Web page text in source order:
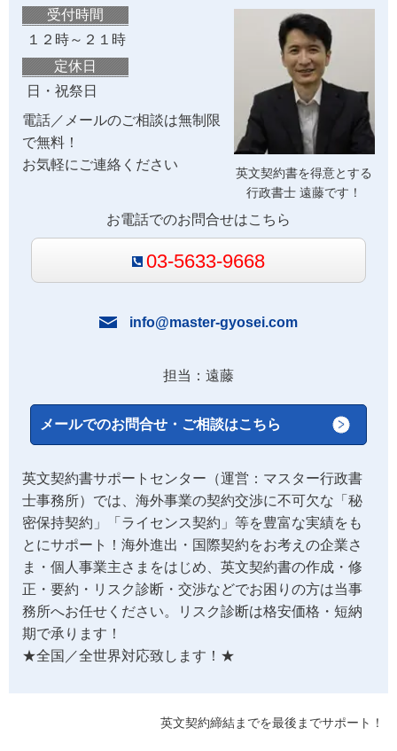
英文契約書を得意とする
行政書士 遠藤です！
受付時間
１２時～２１時
定休日
日・祝祭日
電話／メールのご相談は無制限
で無料！
お気軽にご連絡ください
お電話でのお問合せはこちら
03-5633-9668
info@master-gyosei.com
担当：遠藤
メールでのお問合せ・ご相談はこちら
英文契約書サポートセンター（運営：マスター行政書
士事務所）では、海外事業の契約交渉に不可欠な「秘
密保持契約」「ライセンス契約」等を豊富な実績をも
とにサポート！海外進出・国際契約をお考えの企業さ
ま・個人事業主さまをはじめ、英文契約書の作成・修
正・要約・リスク診断・交渉などでお困りの方は当事
務所へお任せください。リスク診断は格安価格・短納
期で承ります！
★全国／全世界対応致します！★
英文契約締結までを最後までサポート！